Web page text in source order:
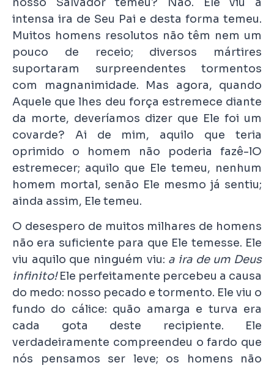
intensa ira de Seu Pai e desta forma temeu.
Muitos homens resolutos não têm nem um
pouco de receio; diversos mártires
suportaram surpreendentes tormentos
com magnanimidade. Mas agora, quando
Aquele que lhes deu força estremece diante
da morte, deveríamos dizer que Ele foi um
covarde? Ai de mim, aquilo que teria
oprimido o homem não poderia fazê-lO
estremecer; aquilo que Ele temeu, nenhum
homem mortal, senão Ele mesmo já sentiu;
ainda assim, Ele temeu.
O desespero de muitos milhares de homens
não era suficiente para que Ele temesse. Ele
viu aquilo que ninguém viu: a ira de um Deus
infinito!Ele perfeitamente percebeu a causa
do medo: nosso pecado e tormento. Ele viu o
fundo do cálice: quão amarga e turva era
cada gota deste recipiente. Ele
verdadeiramente compreendeu o fardo que
nós pensamos ser leve; os homens não